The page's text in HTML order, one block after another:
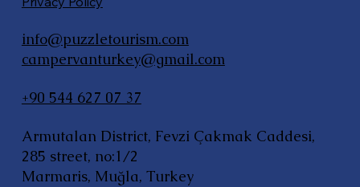
info@puzzletourism.com
campervanturkey@gmail.com
+90 544 627 07 37
Armutalan District, Fevzi Çakmak Caddesi,
285 street, no:1/2
Marmaris, Muğla, Turkey